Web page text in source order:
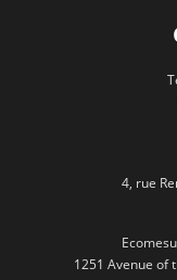
4, rue
1251 Avenue of